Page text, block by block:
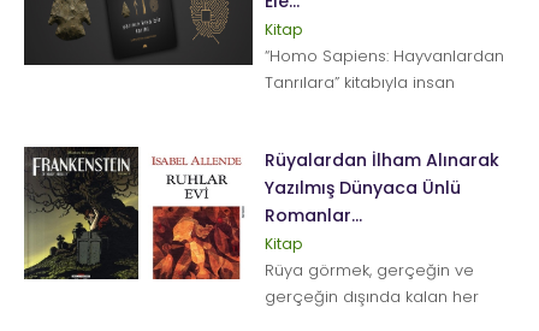
Kitap
“Homo Sapiens: Hayvanlardan
Tanrılara” kitabıyla insan
Rüyalardan İlham Alınarak
Yazılmış Dünyaca Ünlü
Romanlar...
Kitap
Rüya görmek, gerçeğin ve
gerçeğin dışında kalan her